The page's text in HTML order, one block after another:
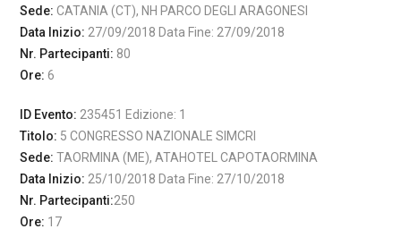
Sede: CATANIA (CT), NH PARCO DEGLI ARAGONESI
Data Inizio: 27/09/2018 Data Fine: 27/09/2018
Nr. Partecipanti: 80
Ore: 6
ID Evento: 235451 Edizione: 1
Titolo: 5 CONGRESSO NAZIONALE SIMCRI
Sede: TAORMINA (ME), ATAHOTEL CAPOTAORMINA
Data Inizio: 25/10/2018 Data Fine: 27/10/2018
Nr. Partecipanti:250
Ore: 17